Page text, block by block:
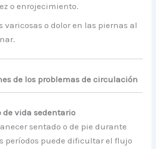
o enrojecimiento.
varicosas o dolor en las piernas al
de los problemas de circulación
de vida sedentario
sentado o de pie durante
períodos puede dificultar el flujo